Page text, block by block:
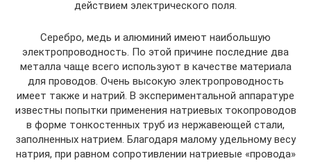
действием электрического поля.
Серебро, медь и алюминий имеют наибольшую
электропроводность. По этой причине последние два
металла чаще всего используют в качестве материала
для проводов. Очень высокую электропроводность
имеет также и натрий. В экспериментальной аппаратуре
известны попытки применения натриевых токопроводов
в форме тонкостенных труб из нержавеющей стали,
заполненных натрием. Благодаря малому удельному весу
натрия, при равном сопротивлении натриевые «провода»